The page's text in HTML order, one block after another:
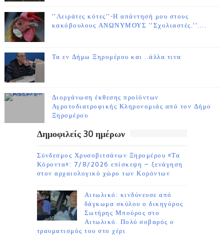
''Λειράτες κότες''-Η απάντησή μου στους
κακόβουλους ΑΝΩΝΥΜΟΥΣ ''Σχολιαστές.''....
Τα εν Δήμω Ξηρομέρου και ..άλλα τινα
Διοργάνωση έκθεσης προϊόντων
Αγροτοδιατροφικής Κληρονομιάς από τον Δήμο
Ξηρομέρου
Δημοφιλείς 30 ημέρων
Σύνδεσμος Χρυσοβιτσάνων Ξηρομέρου «Τα
Κόροντα»: 7/8/2026 επίσκεψη – ξενάγηση
στον αρχαιολογικό χώρο των Κορόντων
Αιτωλικό: κινδύνευσε από
δάγκωμα σκύλου ο δικηγόρος
Σωτήρης Μπούρος στο
Αιτωλικό. Πολύ σοβαρός ο
τραυματισμός του στο χέρι